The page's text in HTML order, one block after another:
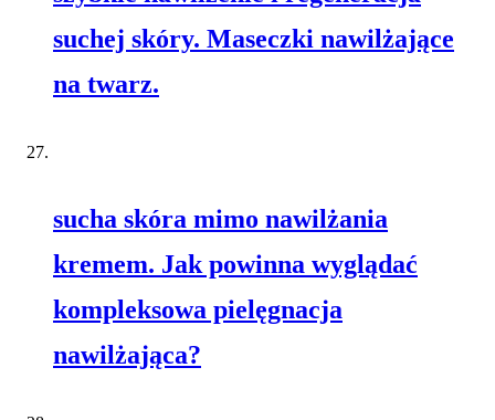
suchej skóry. Maseczki nawilżające
na twarz.
sucha skóra mimo nawilżania
kremem. Jak powinna wyglądać
kompleksowa pielęgnacja
nawilżająca?